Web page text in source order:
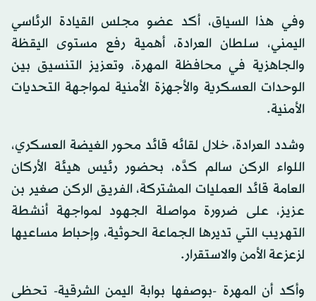
وفي هذا السياق، أكد عضو مجلس القيادة الرئاسي
اليمني، سلطان العرادة، أهمية رفع مستوى اليقظة
والجاهزية في محافظة المهرة، وتعزيز التنسيق بين
الوحدات العسكرية والأجهزة الأمنية لمواجهة التحديات
الأمنية.
وشدد العرادة، خلال لقائه قائد محور الغيضة العسكري،
اللواء الركن سالم كدَّه، بحضور رئيس هيئة الأركان
العامة قائد العمليات المشتركة، الفريق الركن صغير بن
عزيز، على ضرورة مواصلة الجهود لمواجهة أنشطة
التهريب التي تديرها الجماعة الحوثية، وإحباط مساعيها
لزعزعة الأمن والاستقرار.
وأكد أن المهرة -بوصفها بوابة اليمن الشرقية- تحظى